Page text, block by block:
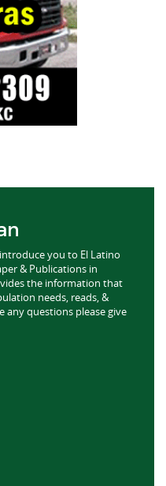
you to El Latino
& Publications in
the information that
needs, reads, &
any questions please give